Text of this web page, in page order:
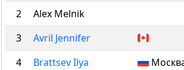
2
Alex Melnik
3
Avril Jennifer
4
Brattsev Ilya